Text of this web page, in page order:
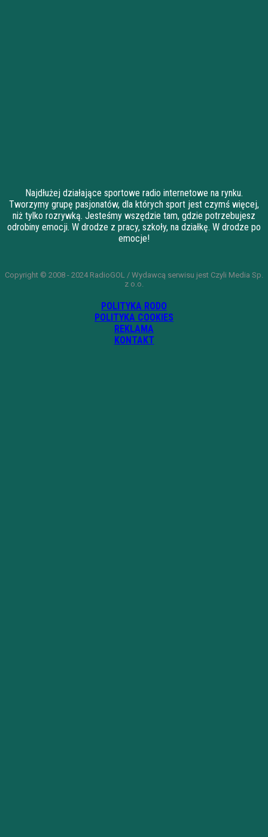
Najdłużej działające sportowe radio internetowe na rynku.
Tworzymy grupę pasjonatów, dla których sport jest czymś więcej,
niż tylko rozrywką. Jesteśmy wszędzie tam, gdzie potrzebujesz
odrobiny emocji. W drodze z pracy, szkoły, na działkę. W drodze po
emocje!
Copyright © 2008 - 2024 RadioGOL / Wydawcą serwisu jest Czyli Media Sp.
z o.o.
POLITYKA RODO
POLITYKA COOKIES
REKLAMA
KONTAKT